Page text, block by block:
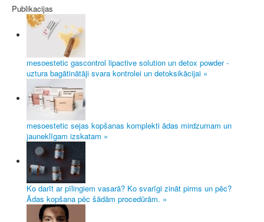
Publikacijas
mesoestetic gascontrol lipactive solution un detox powder -
uztura bagātinātāji svara kontrolei un detoksikācijai »
mesoestetic sejas kopšanas komplekti ādas mirdzumam un
jauneklīgam izskatam »
Ko darīt ar pīlingiem vasarā? Ko svarīgi zināt pirms un pēc?
Ādas kopšana pēc šādām procedūrām. »